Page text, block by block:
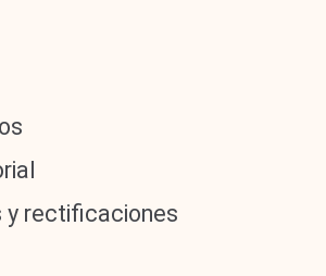
y rectificaciones